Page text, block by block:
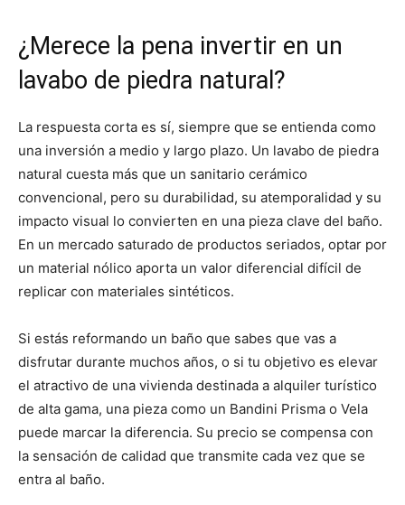
¿Merece la pena invertir en un
lavabo de piedra natural?
La respuesta corta es sí, siempre que se entienda como
una inversión a medio y largo plazo. Un lavabo de piedra
natural cuesta más que un sanitario cerámico
convencional, pero su durabilidad, su atemporalidad y su
impacto visual lo convierten en una pieza clave del baño.
En un mercado saturado de productos seriados, optar por
un material nólico aporta un valor diferencial difícil de
replicar con materiales sintéticos.
Si estás reformando un baño que sabes que vas a
disfrutar durante muchos años, o si tu objetivo es elevar
el atractivo de una vivienda destinada a alquiler turístico
de alta gama, una pieza como un Bandini Prisma o Vela
puede marcar la diferencia. Su precio se compensa con
la sensación de calidad que transmite cada vez que se
entra al baño.